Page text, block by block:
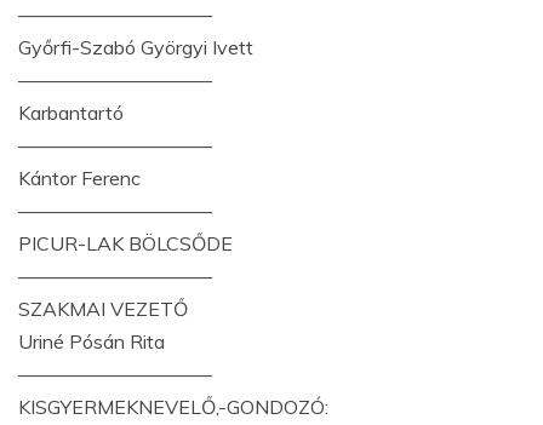
——————————
Győrfi-Szabó Györgyi Ivett
——————————
Karbantartó
——————————
Kántor Ferenc
——————————
PICUR-LAK BÖLCSŐDE
——————————
SZAKMAI VEZETŐ
Uriné Pósán Rita
——————————
KISGYERMEKNEVELŐ,-GONDOZÓ: